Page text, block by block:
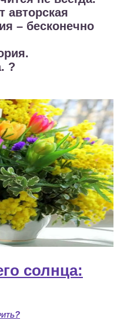
авторская
– бесконечно
?
солнца: